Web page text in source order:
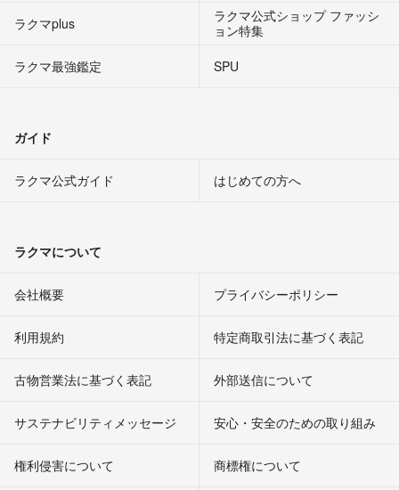
ラクマplus
ラクマ公式ショップ ファッシ
ョン特集
ラクマ最強鑑定
SPU
ガイド
ラクマ公式ガイド はじめての方へ
ラクマについて
会社概要 プライバシーポリシー
利用規約 特定商取引法に基づく表記
古物営業法に基づく表記 外部送信について
サステナビリティメッセージ 安心・安全のための取り組み
権利侵害について
商標権について